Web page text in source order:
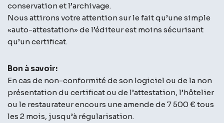
conservation et l’archivage.
Nous attirons votre attention sur le fait qu’une simple
«auto-attestation» de l’éditeur est moins sécurisant
qu’un certificat.
Bon à savoir:
En cas de non-conformité de son logiciel ou de la non
présentation du certificat ou de l’attestation, l’hôtelier
ou le restaurateur encours une amende de 7 500 € tous
les 2 mois, jusqu’à régularisation.